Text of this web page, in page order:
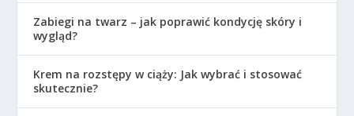
Zabiegi na twarz – jak poprawić kondycję skóry i
wygląd?
Krem na rozstępy w ciąży: Jak wybrać i stosować
skutecznie?